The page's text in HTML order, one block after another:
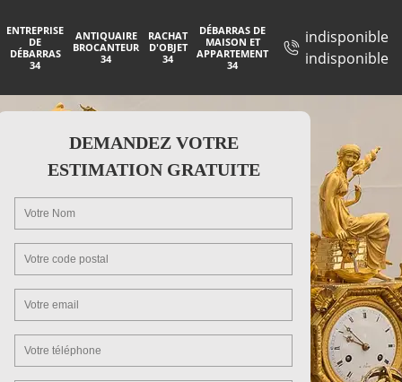
ENTREPRISE
DE
DÉBARRAS
34
ANTIQUAIRE
BROCANTEUR
34
RACHAT
D'OBJET
34
DÉBARRAS DE
MAISON ET
APPARTEMENT
34
indisponible
indisponible
DEMANDEZ VOTRE
ESTIMATION GRATUITE